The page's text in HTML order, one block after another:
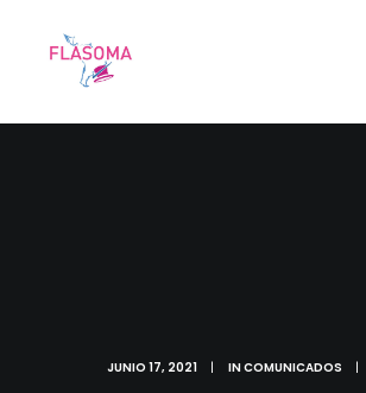
JUNIO 17, 2021 | INCOMUNICADOS |